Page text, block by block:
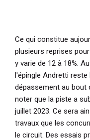
Ce qui constitue
plusieurs reprises
y varie de 12 à 18%.
l'épingle Andretti
dépassement au bout
noter que la piste a
juillet 2023. Ce sera
travaux que les
le circuit. Des essais